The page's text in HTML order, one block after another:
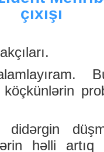
çıxışı
köçkünlərin
həlli